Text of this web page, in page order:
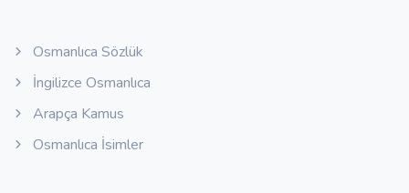
Osmanlıca Sözlük
İngilizce Osmanlıca
Arapça Kamus
Osmanlıca İsimler